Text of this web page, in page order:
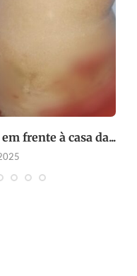
frente à casa da...